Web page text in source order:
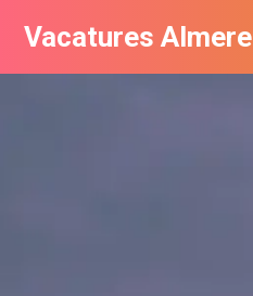
Vacatures Almere
Vacatures per bedrijf